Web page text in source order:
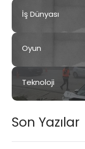
İş Dünyası
Oyun
Teknoloji
Son Yazılar